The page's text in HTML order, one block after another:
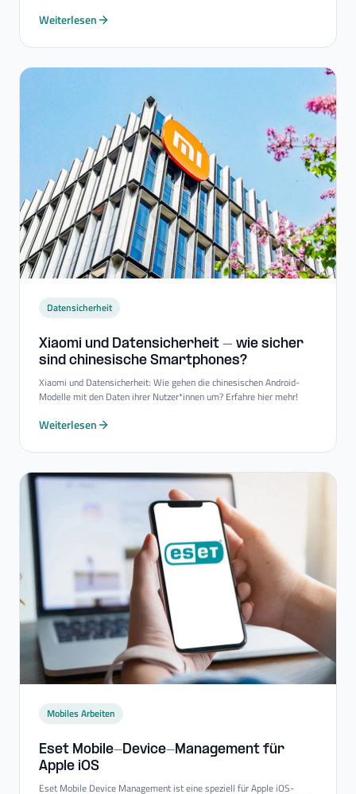
Weiterlesen
Datensicherheit
Xiaomi und Datensicherheit – wie sicher
sind chinesische Smartphones?
Xiaomi und Datensicherheit: Wie gehen die chinesischen Android-
Modelle mit den Daten ihrer Nutzer*innen um? Erfahre hier mehr!
Weiterlesen
Mobiles Arbeiten
Eset Mobile-​Device-​Management für
Apple iOS
Eset Mobile Device Management ist eine speziell für Apple iOS-